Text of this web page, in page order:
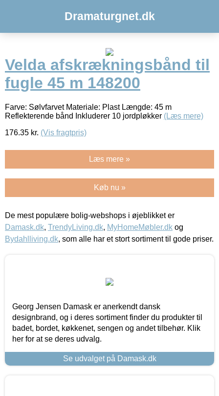
Dramaturgnet.dk
Velda afskrækningsbånd til
fugle 45 m 148200
Farve: Sølvfarvet Materiale: Plast Længde: 45 m
Reflekterende bånd Inkluderer 10 jordpløkker (Læs mere)
176.35 kr. (Vis fragtpris)
Læs mere »
Køb nu »
De mest populære bolig-webshops i øjeblikket er
Damask.dk, TrendyLiving.dk, MyHomeMøbler.dk og
Bydahlliving.dk, som alle har et stort sortiment til gode priser.
Georg Jensen Damask er anerkendt dansk
designbrand, og i deres sortiment finder du produkter til
badet, bordet, køkkenet, sengen og andet tilbehør. Klik
her for at se deres udvalg.
Se udvalget på Damask.dk